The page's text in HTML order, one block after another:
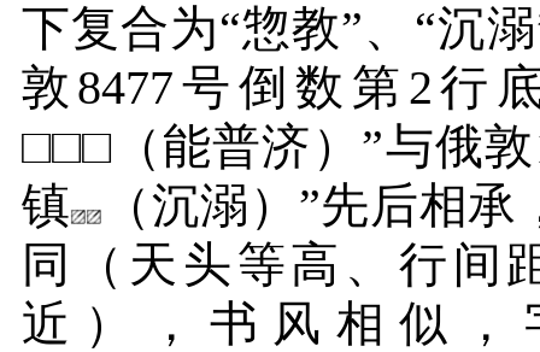
下复合为“惣教”、“沉
敦 8477号倒数第 2行
□□□（能普济）”与俄敦
镇
（沉溺）”先后相
同（天头等高、行间
近），书风相似